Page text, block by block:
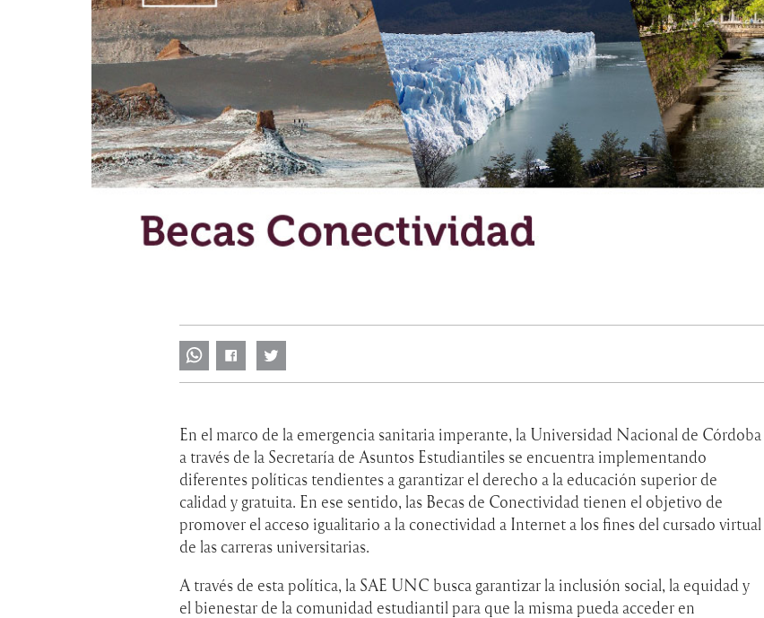
En el marco de la emergencia sanitaria imperante, la Universidad Nacional de Córdoba
a través de la Secretaría de Asuntos Estudiantiles se encuentra implementando
diferentes políticas tendientes a garantizar el derecho a la educación superior de
calidad y gratuita. En ese sentido, las Becas de Conectividad tienen el objetivo de
promover el acceso igualitario a la conectividad a Internet a los fines del cursado virtual
de las carreras universitarias.
A través de esta política, la SAE UNC busca garantizar la inclusión social, la equidad y
el bienestar de la comunidad estudiantil para que la misma pueda acceder en